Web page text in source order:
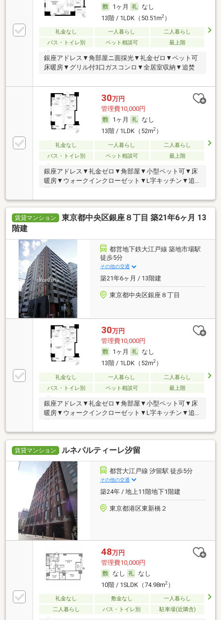
1ヶ月
なし
13階 / 1LDK（50.51m2）
礼金なし 一人暮らし
二人暮らし
バス・トイレ別
ペット相談可 最上階
銀座アドレス▼角部屋ニ面採光▼礼金ゼロ▼ペット可
床暖房▼グリル付3口ガスコンロ▼全居室収納▼追焚
30万円
管理費10,000円
1ヶ月
なし
13階 / 1LDK（52m2）
礼金なし 一人暮らし
二人暮らし
バス・トイレ別
ペット相談可 最上階
銀座アドレス▼礼金ゼロ▼角部屋▼小型ペット可▼床
暖房▼ウォークインクローゼット▼L字キッチン▼追
焚
賃貸マンション
東京都中央区銀座８丁目 築21年6ヶ月 13
階建
都営地下鉄大江戸線 築地市場駅
徒歩5分
その他の交通
築21年6ヶ月 / 13階建
東京都中央区銀座８丁目
30万円
管理費10,000円
1ヶ月
なし
13階 / 1LDK（52m2）
礼金なし 一人暮らし
二人暮らし
バス・トイレ別
ペット相談可 最上階
銀座アドレス▼礼金ゼロ▼角部屋▼小型ペット可▼床
暖房▼ウォークインクローゼット▼L字キッチン▼追
焚
賃貸マンション ルネパルティーレ汐留
都営大江戸線 汐留駅 徒歩5分
その他の交通
築24年 / 地上11階地下1階建
東京都港区東新橋２
48万円
管理費10,000円
なし
なし
10階 / 1SLDK（74.98m2）
礼金なし 敷金なし
一人暮らし
二人暮らし
バス・トイレ別 駐車場(近隣含)